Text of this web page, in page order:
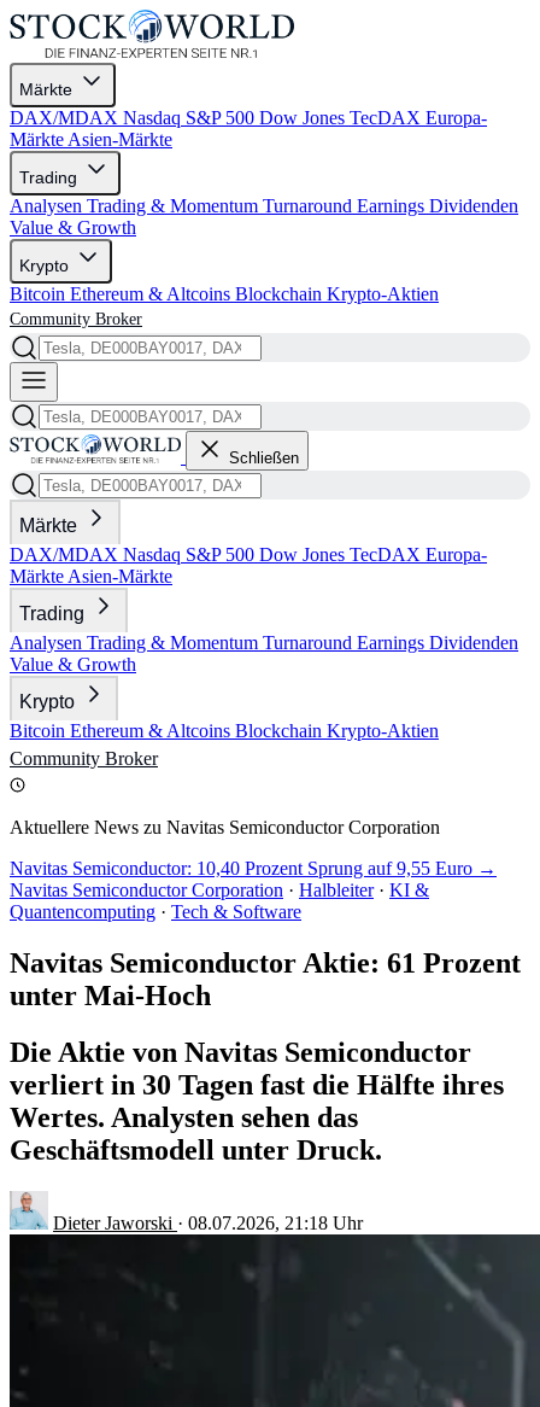
Märkte
DAX/MDAX Nasdaq S&P 500 Dow Jones TecDAX Europa-
Märkte Asien-Märkte
Trading
Analysen Trading & Momentum Turnaround Earnings Dividenden
Value & Growth
Krypto
Bitcoin Ethereum & Altcoins Blockchain Krypto-Aktien
Community Broker
Schließen
Märkte
DAX/MDAX Nasdaq S&P 500 Dow Jones TecDAX Europa-
Märkte Asien-Märkte
Trading
Analysen Trading & Momentum Turnaround Earnings Dividenden
Value & Growth
Krypto
Bitcoin Ethereum & Altcoins Blockchain Krypto-Aktien
Community Broker
Aktuellere News zu Navitas Semiconductor Corporation
Navitas Semiconductor: 10,40 Prozent Sprung auf 9,55 Euro →
Navitas Semiconductor Corporation · Halbleiter · KI &
Quantencomputing · Tech & Software
Navitas Semiconductor Aktie: 61 Prozent
unter Mai-Hoch
Die Aktie von Navitas Semiconductor
verliert in 30 Tagen fast die Hälfte ihres
Wertes. Analysten sehen das
Geschäftsmodell unter Druck.
Dieter Jaworski · 08.07.2026, 21:18 Uhr